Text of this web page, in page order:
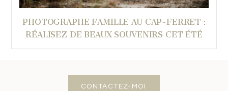
PHOTOGRAPHE FAMILLE AU CAP-FERRET :
RÉALISEZ DE BEAUX SOUVENIRS CET ÉTÉ
CONTACTEZ-MOI